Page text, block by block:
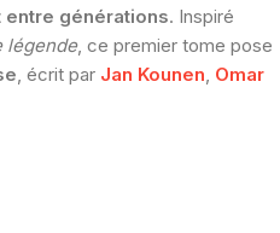
entre générations. Inspiré
légende, ce premier tome pose
, écrit par Jan Kounen, Omar